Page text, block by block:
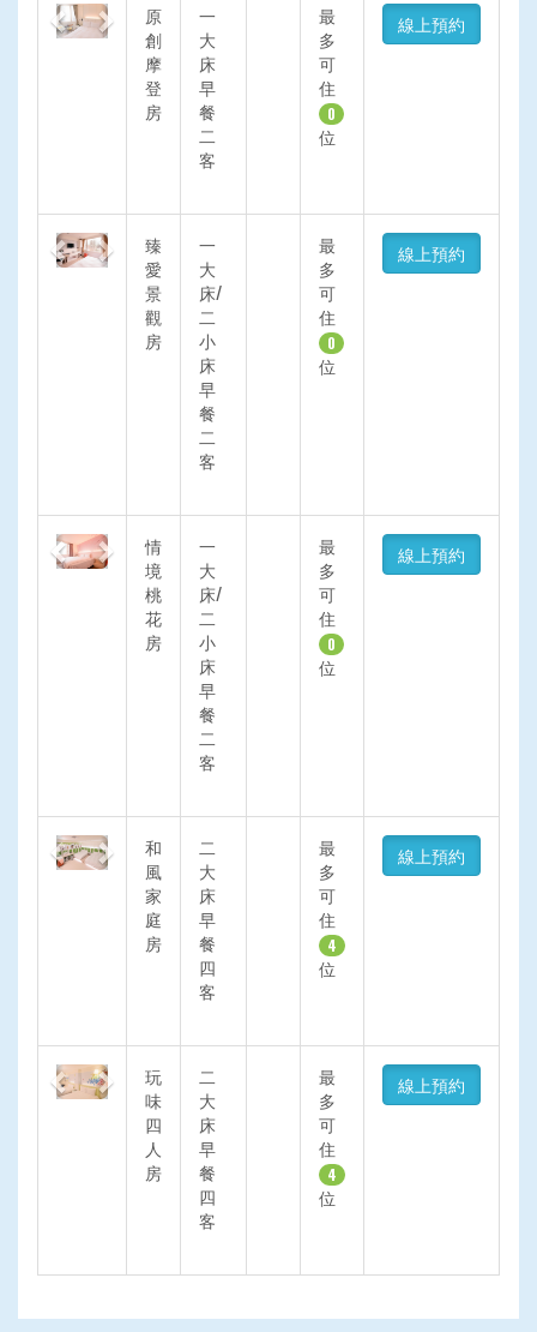
Previous
Next
原
創
摩
登
房
一
大
床
早
餐
二
客
最
多
可
住
0
位
線上預約
Previous
Next
臻
愛
景
觀
房
一
大
床/
二
小
床
早
餐
二
客
最
多
可
住
0
位
線上預約
Previous
Next
情
境
桃
花
房
一
大
床/
二
小
床
早
餐
二
客
最
多
可
住
0
位
線上預約
Previous
Next
和
風
家
庭
房
二
大
床
早
餐
四
客
最
多
可
住
4
位
線上預約
Previous
Next
玩
味
四
人
房
二
大
床
早
餐
四
客
最
多
可
住
4
位
線上預約